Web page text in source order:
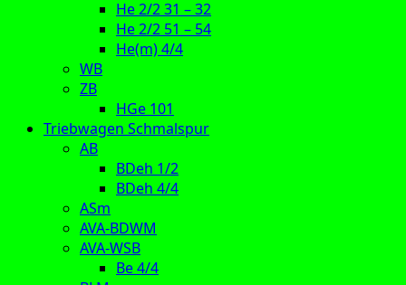
He 2/2 31 – 32
He 2/2 51 – 54
He(m) 4/4
WB
ZB
HGe 101
Triebwagen Schmalspur
AB
BDeh 1/2
BDeh 4/4
ASm
AVA-BDWM
AVA-WSB
Be 4/4